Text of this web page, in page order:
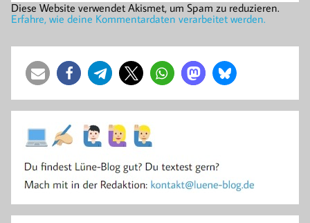
Diese Website verwendet Akismet, um Spam zu reduzieren.
Erfahre, wie deine Kommentardaten verarbeitet werden.